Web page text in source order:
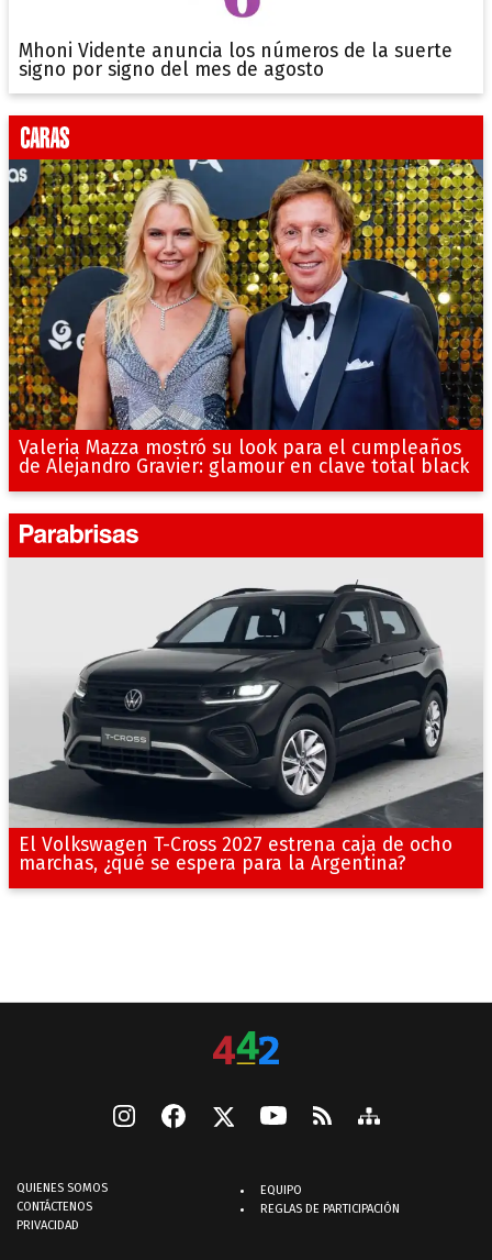
Mhoni Vidente anuncia los números de la suerte
signo por signo del mes de agosto
Valeria Mazza mostró su look para el cumpleaños
de Alejandro Gravier: glamour en clave total black
El Volkswagen T-Cross 2027 estrena caja de ocho
marchas, ¿qué se espera para la Argentina?
QUIENES SOMOS
CONTÁCTENOS
PRIVACIDAD
EQUIPO
REGLAS DE PARTICIPACIÓN